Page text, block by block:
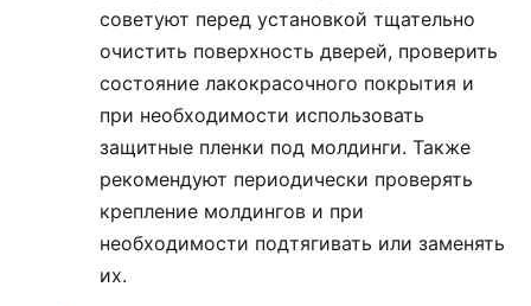
советуют перед установкой тщательно
очистить поверхность дверей, проверить
состояние лакокрасочного покрытия и
при необходимости использовать
защитные пленки под молдинги. Также
рекомендуют периодически проверять
крепление молдингов и при
необходимости подтягивать или заменять
их.